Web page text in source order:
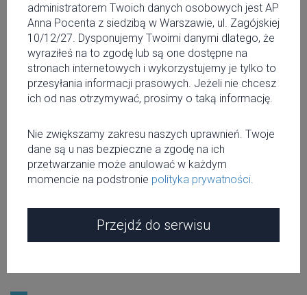
Tagi
#Mowianamiescie#Iafwarsaw #Warszawa
Facebook
Twitter
administratorem Twoich danych osobowych jest AP
Anna Pocenta z siedzibą w Warszawie, ul. Zagójskiej
10/12/27. Dysponujemy Twoimi danymi dlatego, że
wyraziłeś na to zgodę lub są one dostępne na
stronach internetowych i wykorzystujemy je tylko to
przesyłania informacji prasowych. Jeżeli nie chcesz
ich od nas otrzymywać, prosimy o taką informację.
Nie zwiększamy zakresu naszych uprawnień. Twoje
dane są u nas bezpieczne a zgodę na ich
przetwarzanie może anulować w każdym
momencie na podstronie polityka prywatności.
Przejdź do serwisu